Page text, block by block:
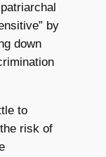
by
down
to
risk of